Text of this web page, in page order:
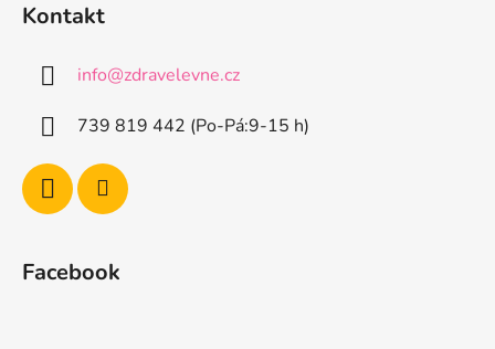
Kontakt
info@zdravelevne.cz
739 819 442 (Po-Pá:9-15 h)
Facebook